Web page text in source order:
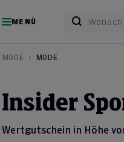
MENÜ
MODE
MODE
Insider
Wertgutschein in Höhe